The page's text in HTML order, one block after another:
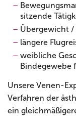
sitzende
Übergewicht /
längere
weibliche
Bindegewebe
Unsere Venen-
Verfahren der
ein